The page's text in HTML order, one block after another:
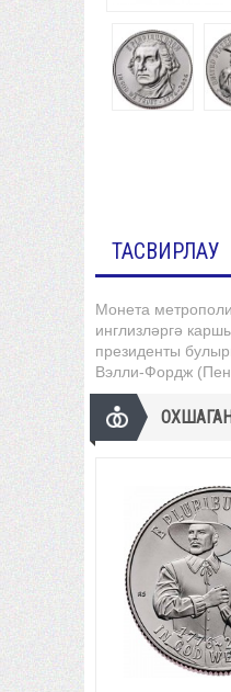
ТАСВИРЛАУ
Монета
инглизләргә
президенты
Вэлли-Фордж